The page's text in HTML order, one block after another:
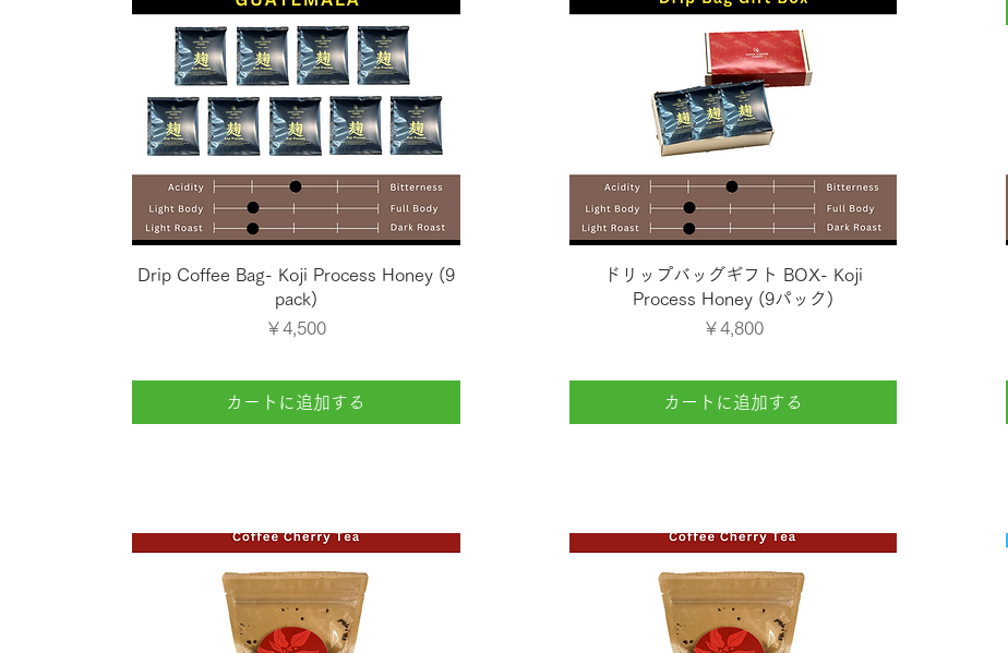
クイックビュー
Drip Coffee Bag- Koji Process Honey (9
pack)
価格
￥4,500
カートに追加する
クイックビュー
ドリップバッグギフト BOX- Koji
Process Honey (9パック)
価格
￥4,800
カートに追加する